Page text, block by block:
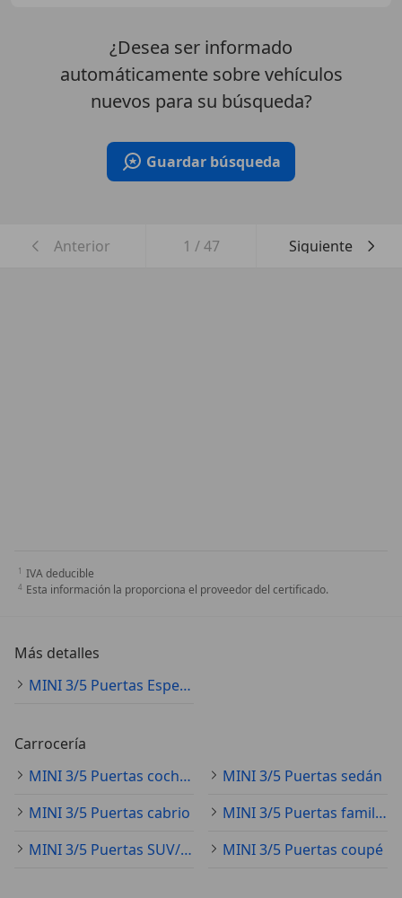
¿Desea ser informado
automáticamente sobre vehículos
nuevos para su búsqueda?
Guardar búsqueda
Anterior 1 /47 Siguiente
IVA deducible
Esta información la proporciona el proveedor del certificado.
Más detalles
MINI 3/5 Puertas Especificaciones técnicas
Carrocería
MINI 3/5 Puertas coche pequeño
MINI 3/5 Puertas sedán
MINI 3/5 Puertas cabrio
MINI 3/5 Puertas familiar
MINI 3/5 Puertas SUV/4x4/pickup
MINI 3/5 Puertas coupé